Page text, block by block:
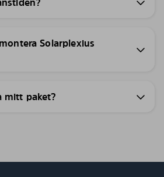
Solarplexius
mitt paket?